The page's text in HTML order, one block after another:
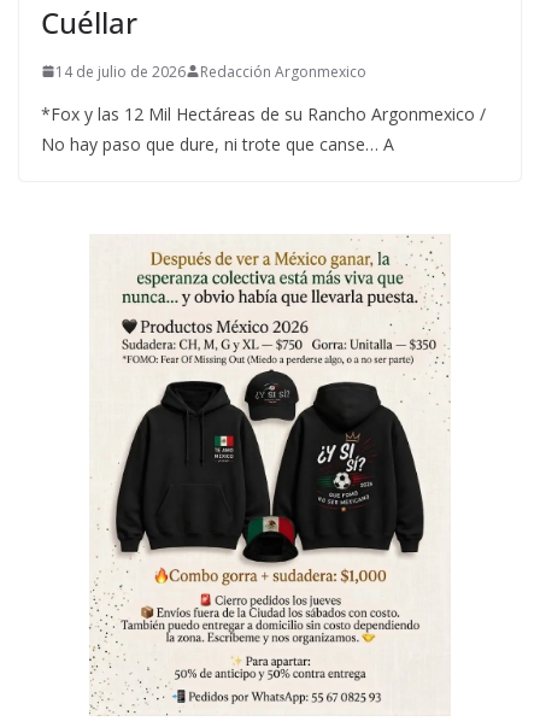
Cuéllar
14 de julio de 2026 Redacción Argonmexico
*Fox y las 12 Mil Hectáreas de su Rancho Argonmexico /
No hay paso que dure, ni trote que canse… A